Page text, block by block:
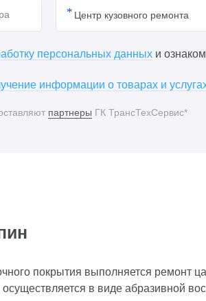
Центр кузовного ремонта
персональных данных и
информации о товарах и
партнеры ГК ТрансТехСервис*
покрытия выполняется ремонт
в виде абразивной